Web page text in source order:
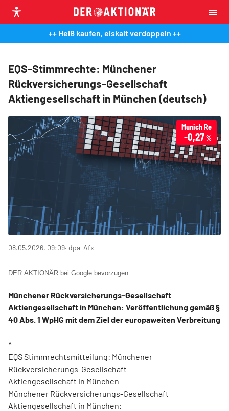
++ Heiß kaufen, eiskalt verdoppeln ++
EQS-Stimmrechte: Münchener
Rückversicherungs-Gesellschaft
Aktiengesellschaft in München (deutsch)
Munich Re
-0,27 %
08.05.2026, 09:09‧ dpa-Afx
DER AKTIONÄR bei Google bevorzugen
Münchener Rückversicherungs-Gesellschaft
Aktiengesellschaft in München: Veröffentlichung gemäß §
40 Abs. 1 WpHG mit dem Ziel der europaweiten Verbreitung
^
EQS Stimmrechtsmitteilung: Münchener
Rückversicherungs-Gesellschaft
Aktiengesellschaft in München
Münchener Rückversicherungs-Gesellschaft
Aktiengesellschaft in München: